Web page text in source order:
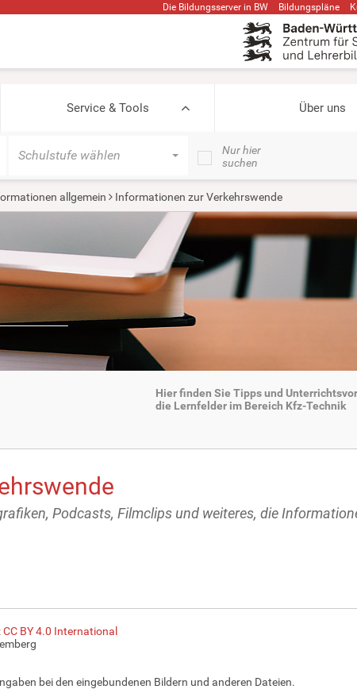
Die Bildungsserver in BW Bildungspläne
Service & Tools Über uns
Schulstufe wählen
Nur hier
suchen
allgemein Informationen zur Verkehrswende
Hier finden Sie Tipps und
die Lernfelder im Bereich Kfz-Technik
Podcasts, Filmclips und weiteres, die
CC BY 4.0 International
bei den eingebundenen Bildern und anderen Dateien.